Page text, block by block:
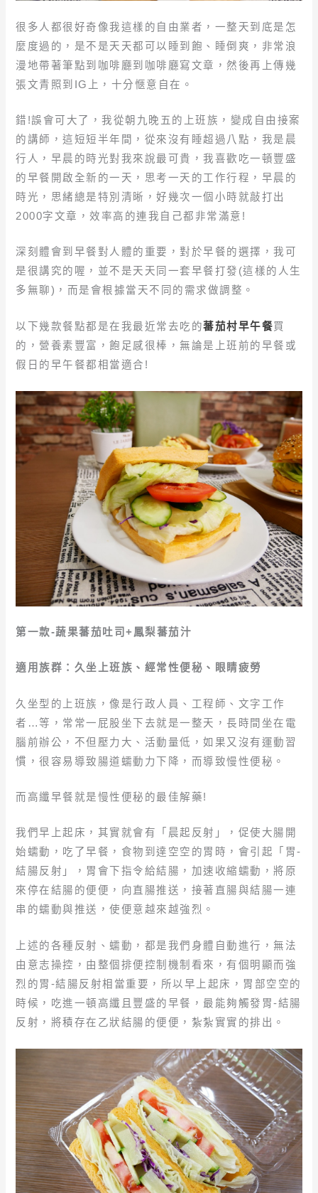
很多人都很好奇像我這樣的自由業者，一整天到底是怎
麼度過的，是不是天天都可以睡到飽、睡倒爽，非常浪
漫地帶著筆點到咖啡廳到咖啡廳寫文章，然後再上傳幾
張文青照到IG上，十分愜意自在。
錯!誤會可大了，我從朝九晚五的上班族，變成自由接案
的講師，這短短半年間，從來沒有睡超過八點，我是晨
行人，早晨的時光對我來說最可貴，我喜歡吃一頓豐盛
的早餐開啟全新的一天，思考一天的工作行程，早晨的
時光，思緒總是特別清晰，好幾次一個小時就敲打出
2000字文章，效率高的連我自己都非常滿意!
深刻體會到早餐對人體的重要，對於早餐的選擇，我可
是很講究的喔，並不是天天同一套早餐打發(這樣的人生
多無聊)，而是會根據當天不同的需求做調整。
以下幾款餐點都是在我最近常去吃的蕃茄村早午餐買
的，營養素豐富，飽足感很棒，無論是上班前的早餐或
假日的早午餐都相當適合!
第一款-蔬果蕃茄吐司+鳳梨蕃茄汁
適用族群：久坐上班族、經常性便秘、眼睛疲勞
久坐型的上班族，像是行政人員、工程師、文字工作
者…等，常常一屁股坐下去就是一整天，長時間坐在電
腦前辦公，不但壓力大、活動量低，如果又沒有運動習
慣，很容易導致腸道蠕動力下降，而導致慢性便秘。
而高纖早餐就是慢性便秘的最佳解藥!
我們早上起床，其實就會有「晨起反射」，促使大腸開
始蠕動，吃了早餐，食物到達空空的胃時，會引起「胃-
結腸反射」，胃會下指令給結腸，加速收縮蠕動，將原
來停在結腸的便便，向直腸推送，接著直腸與結腸一連
串的蠕動與推送，使便意越來越強烈。
上述的各種反射、蠕動，都是我們身體自動進行，無法
由意志操控，由整個排便控制機制看來，有個明顯而強
烈的胃-結腸反射相當重要，所以早上起床，胃部空空的
時候，吃進一頓高纖且豐盛的早餐，最能夠觸發胃-結腸
反射，將積存在乙狀結腸的便便，紮紮實實的排出。